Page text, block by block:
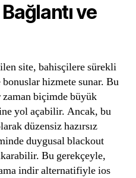
ve
site, bahisçilere sürekli
hizmete sunar. Bu
biçimde büyük
yol açabilir. Ancak, bu
düzensiz hazırsız
duygusal blackout
Bu gerekçeyle,
indir alternatifiyle ios